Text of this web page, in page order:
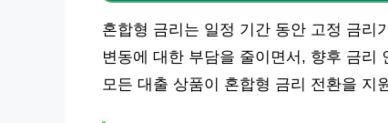
혼합형 금리는 일정 기간 동안 고정 금리
변동에 대한 부담을 줄이면서, 향후 금리
모든 대출 상품이 혼합형 금리 전환을 지